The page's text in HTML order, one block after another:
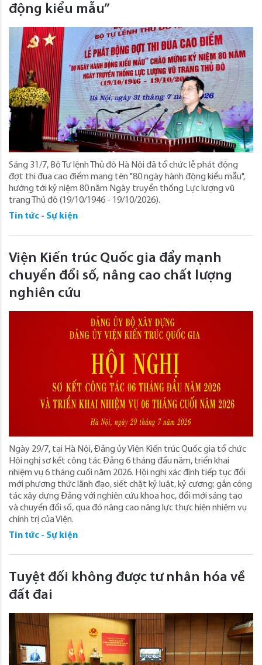
động kiểu mẫu”
Sáng 31/7, Bộ Tư lệnh Thủ đô Hà Nội đã tổ chức lễ phát động
đợt thi đua cao điểm mang tên "80 ngày hành động kiểu mẫu",
hướng tới kỷ niệm 80 năm Ngày truyền thống Lực lượng vũ
trang Thủ đô (19/10/1946 - 19/10/2026).
Tin tức - Sự kiện
Viện Kiến trúc Quốc gia đẩy mạnh
chuyển đổi số, nâng cao chất lượng
nghiên cứu
Ngày 29/7, tại Hà Nội, Đảng ủy Viện Kiến trúc Quốc gia tổ chức
Hội nghị sơ kết công tác Đảng 6 tháng đầu năm, triển khai
nhiệm vụ 6 tháng cuối năm 2026. Hội nghị xác định tiếp tục đổi
mới phương thức lãnh đạo, siết chặt kỷ luật, kỷ cương; gắn công
tác xây dựng Đảng với nghiên cứu khoa học, đổi mới sáng tạo
và chuyển đổi số, qua đó nâng cao năng lực thực hiện nhiệm vụ
chính trị của Viện.
Tin tức - Sự kiện
Tuyệt đối không được tư nhân hóa về
đất đai